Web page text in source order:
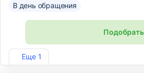
Еще 1
В день обращения
Подобрать
Лиц. №1745